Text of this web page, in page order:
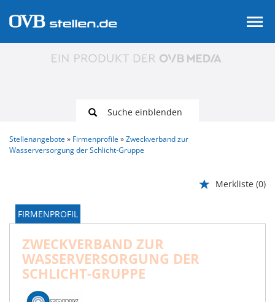
Suche einblenden
Stellenangebote Firmenprofile
Zweckverband zur
Wasserversorgung der Schlicht-Gruppe
Merkliste (0)
FIRMENPROFIL
ZWECKVERBAND ZUR
WASSERVERSORGUNG DER
SCHLICHT-GRUPPE